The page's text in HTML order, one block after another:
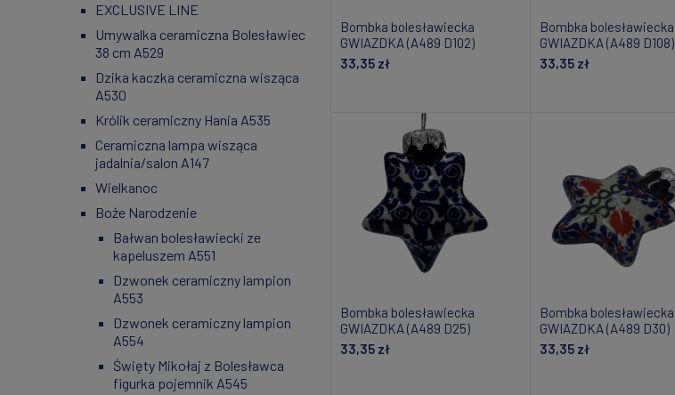
EXCLUSIVE LINE
Umywalka ceramiczna Bolesławiec
38 cm A529
Dzika kaczka ceramiczna wisząca
A530
Królik ceramiczny Hania A535
Ceramiczna lampa wisząca
jadalnia/salon A147
Wielkanoc
Boże Narodzenie
Bałwan bolesławiecki ze
kapeluszem A551
Dzwonek ceramiczny lampion
A553
Dzwonek ceramiczny lampion
A554
Święty Mikołaj z Bolesławca
figurka pojemnik A545
Bombka bolesławiecka
GWIAZDKA (A489 D102)
33,35 zł
Bombka bolesławiecka
GWIAZDKA (A489 D108)
33,35 zł
Bombka bolesławiecka
GWIAZDKA (A489 D25)
33,35 zł
Bombka bolesławiecka
GWIAZDKA (A489 D30)
33,35 zł